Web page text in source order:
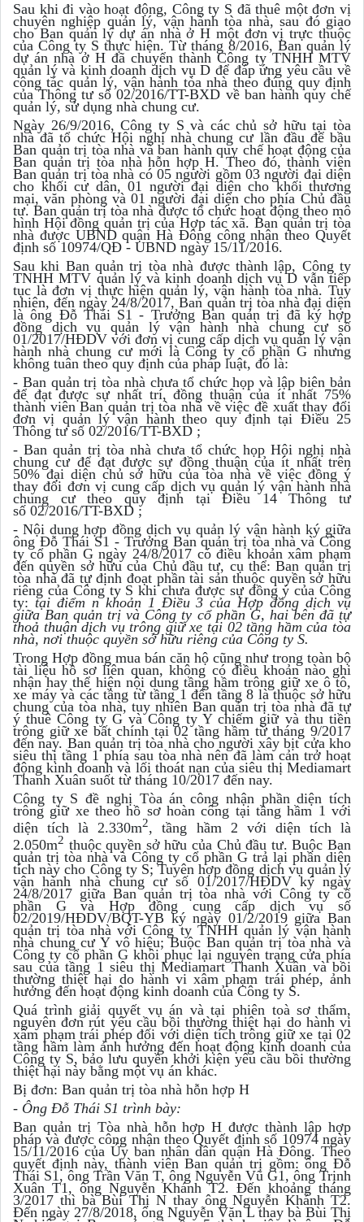
Sau khi đi vào hoạt động, Công ty S đã thuê một đơn vị
chuyên nghiệp quản lý, vận hành tòa nhà, sau đó giao
cho Ban quản lý dự án nhà ở H một đơn vị trực thuộc
của Công ty S thực hiện. Từ tháng 8/2016, Ban quản lý
dự án nhà ở H đã chuyển thành Công ty TNHH MTV
quản lý và kinh doanh dịch vụ D để đáp ứng yêu cầu về
công tác quản lý, vận hành tòa nhà theo đúng quy định
của Thông tư số 02/2016/TT-BXD về ban hành quy chế
quản lý, sử dụng nhà chung cư.
Ngày 26/9/2016, Công ty S và các chủ sở hữu tại tòa
nhà đã tổ chức Hội nghị nhà chung cư lần đầu để bầu
Ban quản trị tòa nhà và ban hành quy chế hoạt động của
Ban quản trị tòa nhà hỗn hợp H. Theo đó, thành viên
Ban quản trị tòa nhà có 05 người gồm 03 người đại diện
cho khối cư dân, 01 người đại diện cho khối thương
mại, văn phòng và 01 người đại diện cho phía Chủ đầu
tư. Ban quản trị tòa nhà được tổ chức hoạt động theo mô
hình Hội đồng quản trị của Hợp tác xã. Ban quản trị tòa
nhà được UBND quận Hà Đông công nhận theo Quyết
định số 10974/QĐ - UBND ngày 15/11/2016.
Sau khi Ban quản trị tòa nhà được thành lập, Công ty
TNHH MTV quản lý và kinh doanh dịch vụ D vẫn tiếp
tục là đơn vị thực hiện quản lý, vận hành tòa nhà. Tuy
nhiên, đến ngày 24/8/2017, Ban quản trị tòa nhà đại diện
là ông Đỗ Thái S1 - Trưởng Ban quản trị đã ký hợp
đồng dịch vụ quản lý vận hành nhà chung cư số
01/2017/HĐDV với đơn vị cung cấp dịch vụ quản lý vận
hành nhà chung cư mới là Công ty cổ phần G nhưng
không tuân theo quy định của pháp luật, đó là:
- Ban quản trị tòa nhà chưa tổ chức họp và lập biên bản
để đạt được sự nhất trí, đồng thuận của ít nhất 75%
thành viên Ban quản trị tòa nhà về việc đề xuất thay đổi
đơn vị quản lý vận hành theo quy định tại Điều 25
Thông tư số 02/2016/TT-BXD ;
- Ban quản trị tòa nhà chưa tổ chức họp Hội nghị nhà
chung cư để đạt được sự đồng thuận của ít nhất trên
50% đại diện chủ sở hữu của tòa nhà về việc đồng ý
thay đổi đơn vị cung cấp dịch vụ quản lý vận hành nhà
chung cư theo quy định tại Điều 14 Thông tư
số 02/2016/TT-BXD ;
- Nội dung hợp đồng dịch vụ quản lý vận hành ký giữa
ông Đỗ Thái S1 - Trưởng Ban quản trị tòa nhà và Công
ty cổ phần G ngày 24/8/2017 có điều khoản xâm phạm
đến quyền sở hữu của Chủ đầu tư, cụ thể: Ban quản trị
tòa nhà đã tự định đoạt phần tài sản thuộc quyền sở hữu
riêng của Công ty S khi chưa được sự đồng ý của Công
ty: tại điểm n khoản 1 Điều 3 của Hợp đồng dịch vụ
giữa Ban quản trị và Công ty cổ phần G, hai bên đã tự
thoả thuận dịch vụ trông giữ xe tại 02 tầng hầm của tòa
nhà, nơi thuộc quyền sở hữu riêng của Công ty S.
Trong Hợp đồng mua bán căn hộ cũng như trong toàn bộ
tài liệu hồ sơ liên quan, không có điều khoản nào ghi
nhận hay thể hiện nội dung tầng hầm trông giữ xe ô tô,
xe máy và các tầng từ tầng 1 đến tầng 8 là thuộc sở hữu
chung của tòa nhà, tuy nhiên Ban quản trị tòa nhà đã tự
ý thuê Công ty G và Công ty Y chiếm giữ và thu tiền
trông giữ xe bất chính tại 02 tầng hầm từ tháng 9/2017
đến nay. Ban quản trị tòa nhà cho người xây bịt cửa kho
siêu thị tầng 1 phía sau tòa nhà nên đã làm cản trở hoạt
động kinh doanh và lối thoát nạn của siêu thị Mediamart
Thanh Xuân suốt từ tháng 10/2017 đến nay.
Công ty S đề nghị Tòa án công nhận phần diện tích
trông giữ xe theo hồ sơ hoàn công tại tầng hầm 1 với
diện tích là 2.330m2, tầng hầm 2 với diện tích là
2.050m2 thuộc quyền sở hữu của Chủ đầu tư. Buộc Ban
quản trị tòa nhà và Công ty cổ phần G trả lại phần diện
tích này cho Công ty S; Tuyên hợp đồng dịch vụ quản lý
vận hành nhà chung cư số 01/2017/HĐDV ký ngày
24/8/2017 giữa Ban quản trị tòa nhà với Công ty cổ
phần G và Hợp đồng cung cấp dịch vụ số
02/2019/HĐDV/BQT-YB ký ngày 01/2/2019 giữa Ban
quản trị tòa nhà với Công ty TNHH quản lý vận hành
nhà chung cư Y vô hiệu; Buộc Ban quản trị tòa nhà và
Công ty cổ phần G khôi phục lại nguyên trạng cửa phía
sau của tầng 1 siêu thị Mediamart Thanh Xuân và bồi
thường thiệt hại do hành vi xâm phạm trái phép, ảnh
hưởng đến hoạt động kinh doanh của Công ty S.
Quá trình giải quyết vụ án và tại phiên toà sơ thẩm,
nguyên đơn rút yêu cầu bồi thường thiệt hại do hành vi
xâm phạm trái phép đối với diện tích trông giữ xe tại 02
tầng hầm làm ảnh hưởng đến hoạt động kinh doanh của
Công ty S, bảo lưu quyền khởi kiện yêu cầu bồi thường
thiệt hại này bằng một vụ án khác.
Bị đơn: Ban quản trị tòa nhà hỗn hợp H
- Ông Đỗ Thái S1 trình bày:
Ban quản trị Tòa nhà hỗn hợp H được thành lập hợp
pháp và được công nhận theo Quyết định số 10974 ngày
15/11/2016 của Ủy ban nhân dân quận Hà Đông. Theo
quyết định này, thành viên Ban quản trị gồm: ông Đỗ
Thái S1, ông Trần Văn T, ông Nguyễn Vũ G1, ông Trịnh
Xuân T1, ông Nguyễn Khánh T2. Đến khoảng tháng
3/2017 thì bà Bùi Thị N thay ông Nguyễn Khánh T2.
Đến ngày 27/8/2018, ông Nguyễn Văn L thay bà Bùi Thị